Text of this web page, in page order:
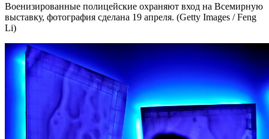
Военизированные полицейские охраняют вход на Всемирную
выставку, фотография сделана 19 апреля. (Getty Images / Feng
Li)